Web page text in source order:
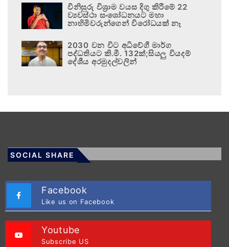
විනිසුරු විශ්‍රාම වයස දිගු කිරීමේ 22
ව්‍යවස්ථා සංශෝධනයට මහා
නාහිමිවරුන්ගෙන් විරෝධයක් නෑ
2030 වන විට අධිවේගී මාර්ග
පද්ධතියට කි.මී. 132ක්;සියලු වියදම්
දේශීය අරමුදල්වලින්
SOCIAL SHARE
Facebook
Like us on Facebook
Youtube
Subscribe US